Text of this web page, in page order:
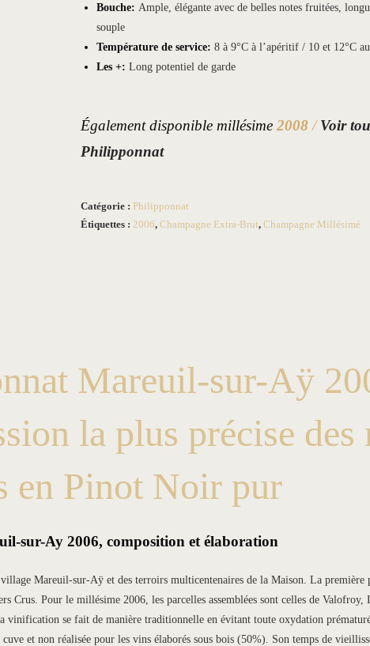
Bouche: Ample, élégante avec de belles notes fruitées,
souple
Température de service: 8 à 9°C à l’apéritif / 10 et 12°C
Les +: Long potentiel de garde
Également disponible millésime 2008 /Voir
Philipponnat
Catégorie : Philipponnat
Étiquettes : 2006, Champagne Extra-Brut, Champagne Millésimé
Mareuil-sur-Aÿ
la plus précise
en Pinot Noir pur
sur-Ay 2006, composition et élaboration
Mareuil-sur-Aÿ et des terroirs multicentenaires de la Maison. La première
Crus. Pour le millésime 2006, les parcelles assemblées sont celles de
vinification se fait de manière traditionnelle en évitant toute oxydation
et non réalisée pour les vins élaborés sous bois (50%). Son temps de